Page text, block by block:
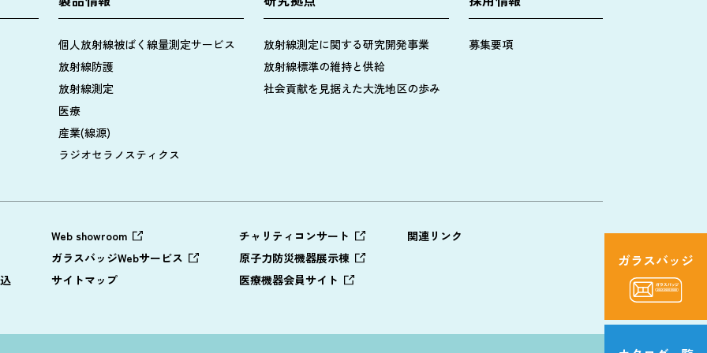
ガラスバッジ
個人放射線被ばく線量測定サービス
放射線防護
放射線測定
医療
産業(線源)
ラジオセラノスティクス
放射線測定に関する研究開発事業
放射線標準の維持と供給
社会貢献を見据えた大洗地区の歩み
募集要項
Web showroom チャリティコンサート
関連リンク
ガラスバッジWebサービス
原子力防災機器展示棟
サイトマップ 医療機器会員サイト